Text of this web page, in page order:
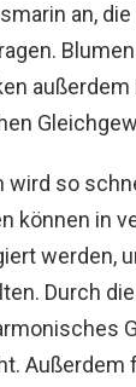
an,
wird so
können in
werden,
Durch